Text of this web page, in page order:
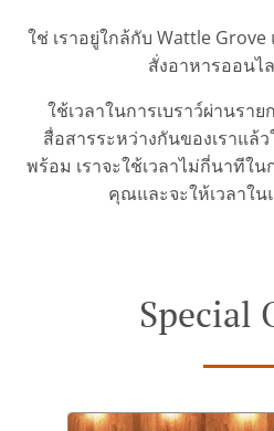
ใช่ เราอยู่ใกล้กับ Wattle
สั่งอาหารออน
ใช้เวลาในการเบราว์ผ่านรา
สื่อสารระหว่างกันของเราแล้
พร้อม เราจะใช้เวลาไม่กี่นาทีใ
คุณและจะให้เวลาใ
Special